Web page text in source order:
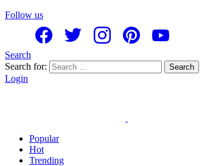
Follow us
Search
Search for:
Search
Login
Popular
Hot
Trending